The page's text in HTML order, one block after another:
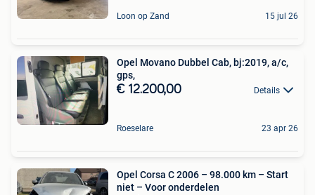
Loon op Zand 15 jul 26
Opel Movano Dubbel Cab, bj:2019, a/c,
gps,
€ 12.200,00 Details
Roeselare 23 apr 26
Opel Corsa C 2006 – 98.000 km – Start
niet – Voor onderdelen